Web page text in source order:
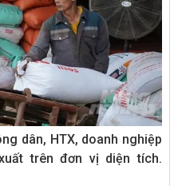
dân, HTX, doanh nghiệp
trên đơn vị diện tích.